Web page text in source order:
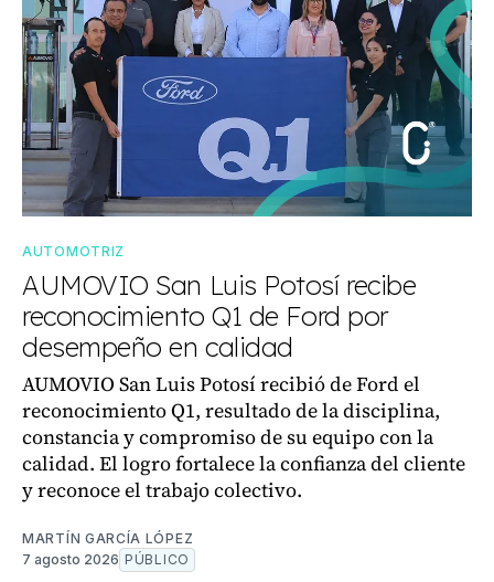
AUTOMOTRIZ
AUMOVIO San Luis Potosí recibe
reconocimiento Q1 de Ford por
desempeño en calidad
AUMOVIO San Luis Potosí recibió de Ford el
reconocimiento Q1, resultado de la disciplina,
constancia y compromiso de su equipo con la
calidad. El logro fortalece la confianza del cliente
y reconoce el trabajo colectivo.
MARTÍN GARCÍA LÓPEZ
7 agosto 2026 PÚBLICO